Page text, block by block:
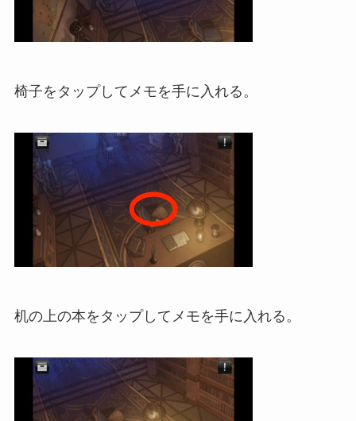
椅子をタップしてメモを手に入れる。
机の上の本をタップしてメモを手に入れる。